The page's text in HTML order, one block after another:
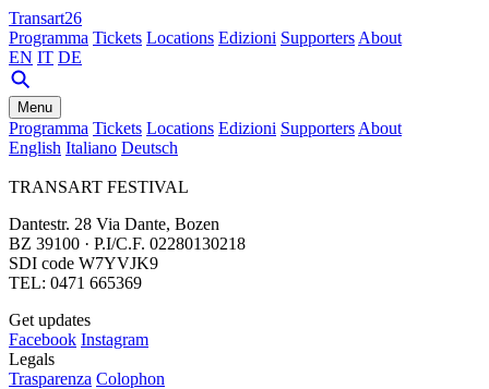
Transart26
Programma Tickets Locations Edizioni Supporters About
EN IT DE
Menu
Programma Tickets Locations Edizioni Supporters About
English Italiano Deutsch
TRANSART FESTIVAL
Dantestr. 28 Via Dante, Bozen
BZ 39100 · P.I/C.F. 02280130218
SDI code W7YVJK9
TEL: 0471 665369
Get updates
Facebook Instagram
Legals
Trasparenza Colophon